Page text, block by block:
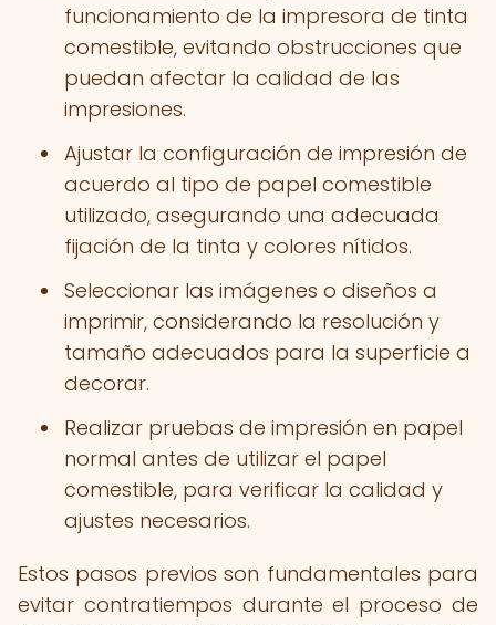
funcionamiento de la impresora de tinta
comestible, evitando obstrucciones que
puedan afectar la calidad de las
impresiones.
Ajustar la configuración de impresión de
acuerdo al tipo de papel comestible
utilizado, asegurando una adecuada
fijación de la tinta y colores nítidos.
Seleccionar las imágenes o diseños a
imprimir, considerando la resolución y
tamaño adecuados para la superficie a
decorar.
Realizar pruebas de impresión en papel
normal antes de utilizar el papel
comestible, para verificar la calidad y
ajustes necesarios.
Estos pasos previos son fundamentales para
evitar contratiempos durante el proceso de